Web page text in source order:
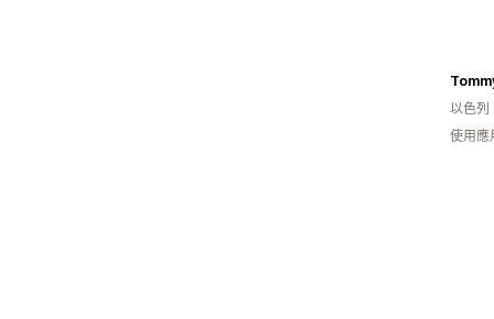
以色列
使用應